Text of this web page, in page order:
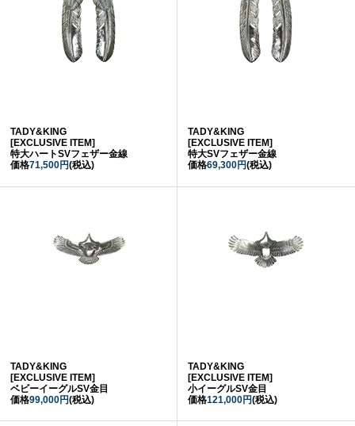
TADY&KING
[EXCLUSIVE ITEM]
特大ハートSVフェザー金線
価格71,500円(税込)
TADY&KING
[EXCLUSIVE ITEM]
特大SVフェザー金線
価格69,300円(税込)
TADY&KING
[EXCLUSIVE ITEM]
ベビーイーグルSV金目
価格99,000円(税込)
TADY&KING
[EXCLUSIVE ITEM]
小イーグルSV金目
価格121,000円(税込)